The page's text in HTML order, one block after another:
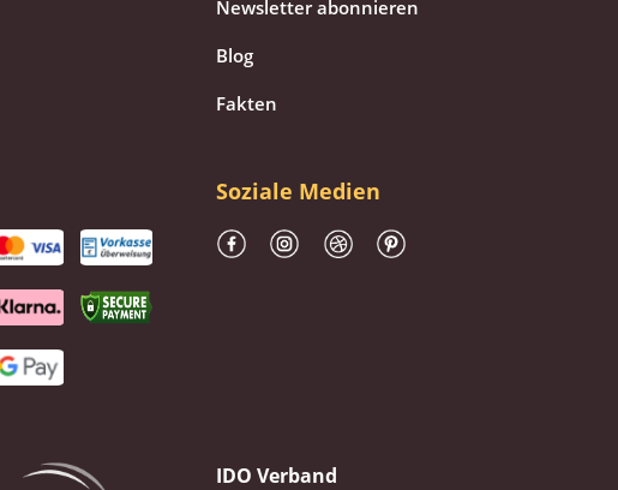
Newsletter abonnieren
Blog
Fakten
Soziale Medien
IDO Verband